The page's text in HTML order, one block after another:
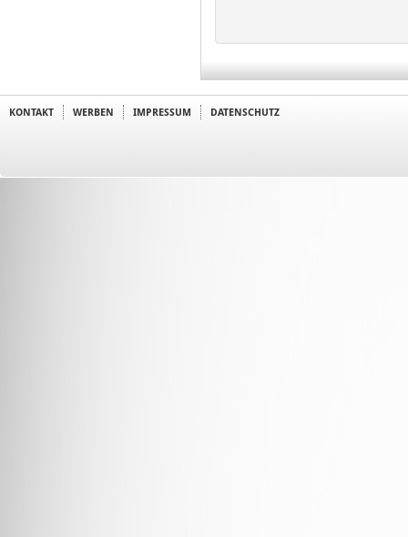
KONTAKT WERBEN IMPRESSUM DATENSCHUTZ